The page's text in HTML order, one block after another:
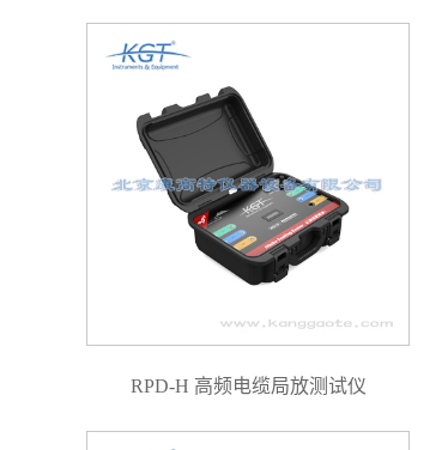
RPD-H 高频电缆局放测试仪